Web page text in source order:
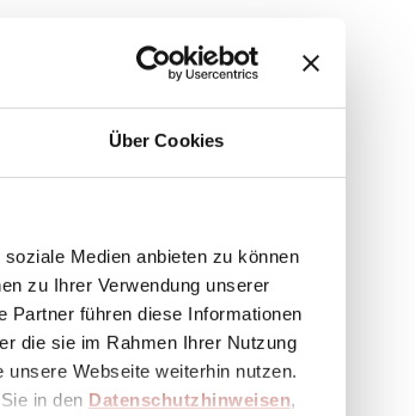
Über Cookies
Medien anbieten zu können
zu Ihrer Verwendung unserer
Partner führen diese Informationen
die sie im Rahmen Ihrer Nutzung
Webseite weiterhin nutzen.
in den Datenschutzhinweisen,